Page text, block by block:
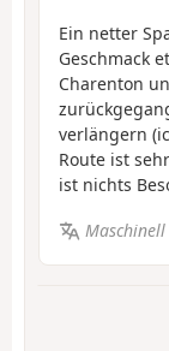
Ein netter
Geschmack
Charenton
verlängern
Route ist
ist nichts